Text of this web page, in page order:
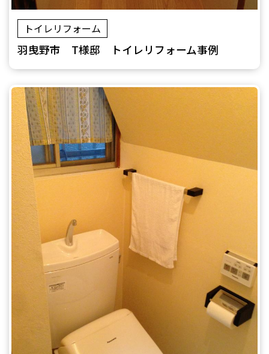
トイレリフォーム
羽曳野市 T様邸 トイレリフォーム事例